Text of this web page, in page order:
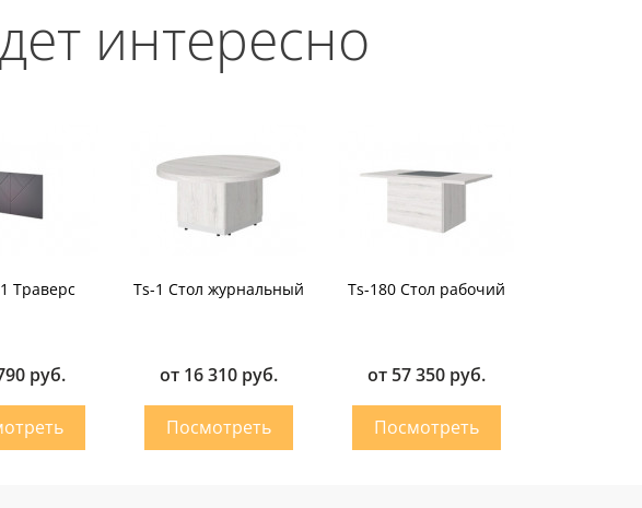
интересно
Траверс
руб.
Ts-1 Стол журнальный
от 16 310 руб.
Ts-180 Стол рабочий
от 57 350 руб.